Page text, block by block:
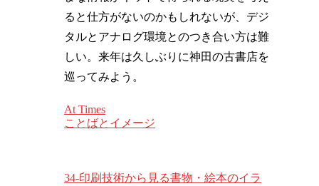
ると仕方がないのかもしれないが、デジ
タルとアナログ環境とのつき合い方は難
しい。来年は久しぶりに神田の古書店を
巡ってみよう。
At Times
ことばとイメージ
34-印刷技術から見る書物・絵本のイラ